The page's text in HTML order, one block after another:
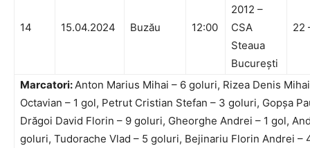
14 15.04.2024 Buzău 12:00
2012 –
CSA
Steaua
București
22
Marcatori:Anton Marius Mihai – 6 goluri, Rizea Denis
Octavian – 1 gol, Petrut Cristian Stefan – 3 goluri, Gopșa
Drăgoi David Florin – 9 goluri, Gheorghe Andrei – 1 gol,
goluri, Tudorache Vlad – 5 goluri, Bejinariu Florin Andrei –